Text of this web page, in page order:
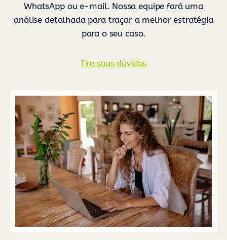
WhatsApp ou e-mail. Nossa equipe fará uma
análise detalhada para traçar a melhor estratégia
para o seu caso.
Tire suas dúvidas